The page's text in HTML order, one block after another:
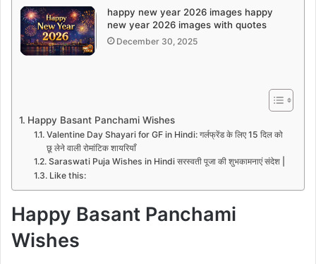
happy new year 2026 images happy
new year 2026 images with quotes
December 30, 2025
Happy Basant Panchami Wishes
Valentine Day Shayari for GF in Hindi: गर्लफ्रेंड के लिए 15 दिल को
छू लेने वाली रोमांटिक शायरियाँ
Saraswati Puja Wishes in Hindi सरस्वती पूजा की शुभकामनाएं संदेश |
Like this:
Happy Basant Panchami
Wishes